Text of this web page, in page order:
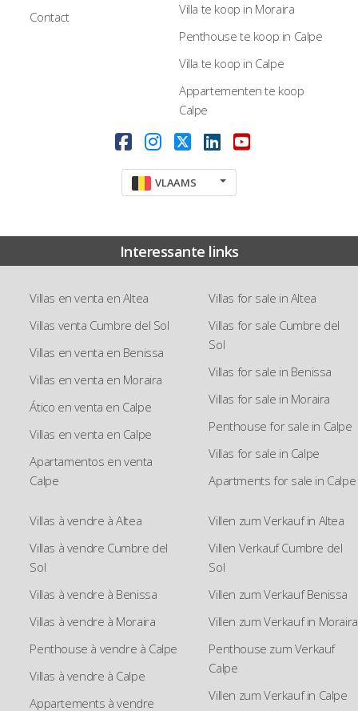
Contact
Villa te koop in Moraira
Penthouse te koop in Calpe
Villa te koop in Calpe
Appartementen te koop
Calpe
VLAAMS
Interessante links
Villas en venta en Altea
Villas venta Cumbre del Sol
Villas en venta en Benissa
Villas en venta en Moraira
Ático en venta en Calpe
Villas en venta en Calpe
Apartamentos en venta
Calpe
Villas for sale in Altea
Villas for sale Cumbre del
Sol
Villas for sale in Benissa
Villas for sale in Moraira
Penthouse for sale in Calpe
Villas for sale in Calpe
Apartments for sale in Calpe
Villas à vendre à Altea
Villas à vendre Cumbre del
Sol
Villas à vendre à Benissa
Villas à vendre à Moraira
Penthouse à vendre à Calpe
Villas à vendre à Calpe
Appartements à vendre
Villen zum Verkauf in Altea
Villen Verkauf Cumbre del
Sol
Villen zum Verkauf Benissa
Villen zum Verkauf in Moraira
Penthouse zum Verkauf
Calpe
Villen zum Verkauf in Calpe